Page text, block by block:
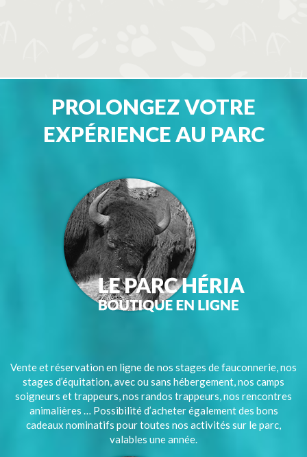
PROLONGEZ VOTRE
EXPÉRIENCE AU PARC
Vente et réservation en ligne de nos stages de fauconnerie, nos
stages d’équitation, avec ou sans hébergement, nos camps
soigneurs et trappeurs, nos randos trappeurs, nos rencontres
animalières … Possibilité d’acheter également des bons
cadeaux nominatifs pour toutes nos activités sur le parc,
valables une année.